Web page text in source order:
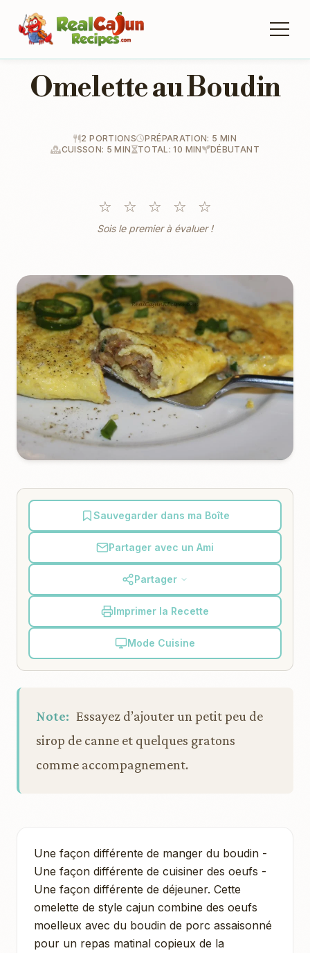
Omelette au Boudin
2 PORTIONS
PRÉPARATION: 5 MIN
CUISSON: 5 MIN
TOTAL: 10 MIN DÉBUTANT
☆ ☆ ☆ ☆ ☆
Sois le premier à évaluer !
Sauvegarder dans ma Boîte
Partager avec un Ami
Partager
Imprimer la Recette
Mode Cuisine
Note: Essayez d’ajouter un petit peu de
sirop de canne et quelques gratons
comme accompagnement.
Une façon différente de manger du boudin -
Une façon différente de cuisiner des oeufs -
Une façon différente de déjeuner. Cette
omelette de style cajun combine des oeufs
moelleux avec du boudin de porc assaisonné
pour un repas matinal copieux de la